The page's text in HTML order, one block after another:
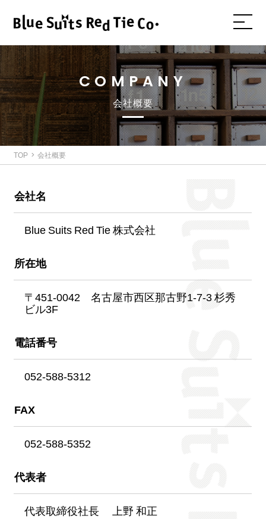
COMPANY
会社概要
TOP 会社概要
会社名
Blue Suits Red Tie 株式会社
所在地
〒451-0042 名古屋市西区那古野1-7-3 杉秀
ビル3F
電話番号
052-588-5312
FAX
052-588-5352
代表者
代表取締役社長 上野 和正